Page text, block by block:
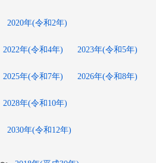
2020年(令和2年)
2022年(令和4年) 2023年(令和5年)
2025年(令和7年) 2026年(令和8年)
2028年(令和10年)
2030年(令和12年)